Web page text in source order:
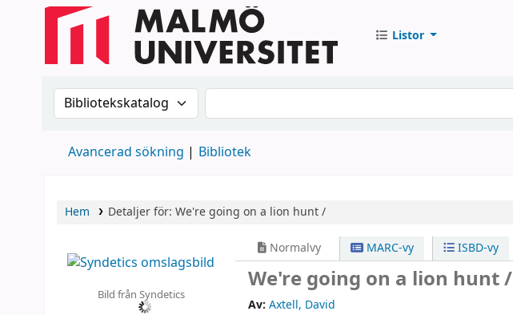
Listor
Sök i katalogen efter:Sök i katalogen
Avancerad sökning Bibliotek
Hem Detaljer för: We're going on a lion hunt /
Bild från Syndetics
Normalvy MARC-vy ISBD-vy
We're going on a lion hunt /
Av: Axtell, David